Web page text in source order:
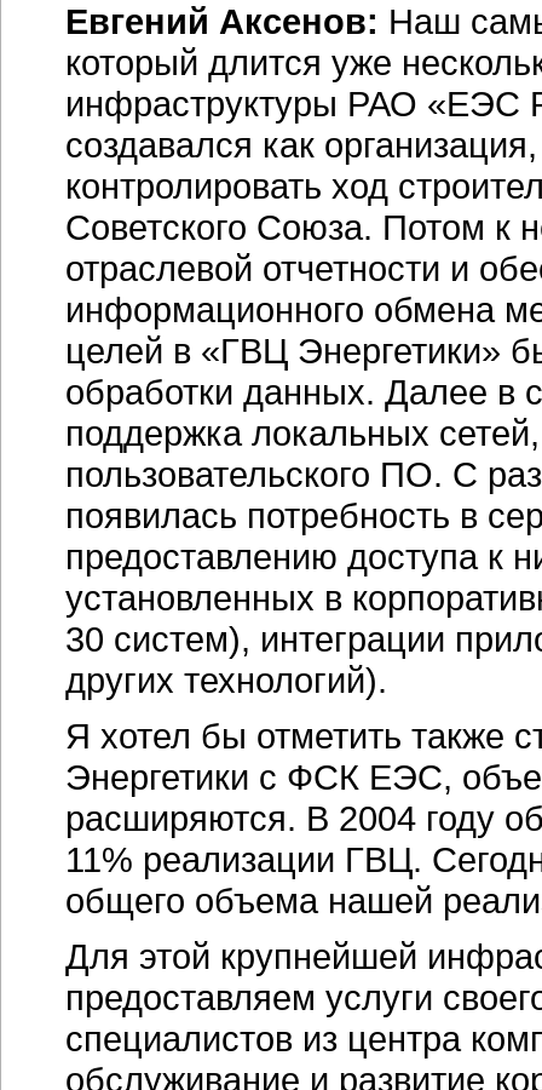
Евгений Аксенов: Наш
который длится уже
инфраструктуры РАО «ЕЭС
создавался как
контролировать ход
Советского Союза. Потом к
отраслевой отчетности и
информационного обмена
целей в «ГВЦ Энергетики»
обработки данных. Далее в
поддержка локальных
пользовательского ПО. С
появилась потребность в
предоставлению доступа к
установленных в
30 систем), интеграции
других технологий).
Я хотел бы отметить также
Энергетики с ФСК ЕЭС,
расширяются. В 2004 году
11% реализации ГВЦ.
общего объема нашей
Для этой крупнейшей
предоставляем услуги
специалистов из центра
обслуживание и развитие